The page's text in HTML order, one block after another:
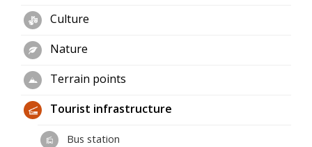
Culture
Nature
Terrain points
Tourist infrastructure
Bus station